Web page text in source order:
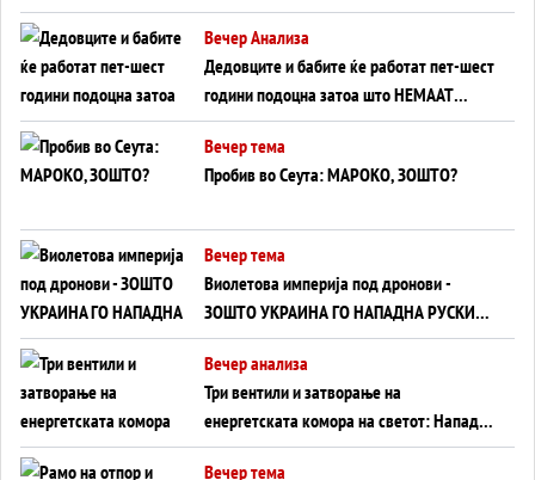
Германија до Црното Море...
Вечер Анализа
Дедовците и бабите ќе работат пет-шест
години подоцна затоа што НЕМААТ
ВНУЦИ ДА ГИ ЗАМЕНАТ
Вечер тема
Пробив во Сеута: МАРОКО, ЗОШТО?
Вечер тема
Виолетова империја под дронови -
ЗОШТО УКРАИНА ГО НАПАДНА РУСКИОТ
WILDBERRIES
Вечер анализа
Три вентили и затворање на
енергетската комора на светот: Нападот
во Суец најавува глобален енергетски
Вечер тема